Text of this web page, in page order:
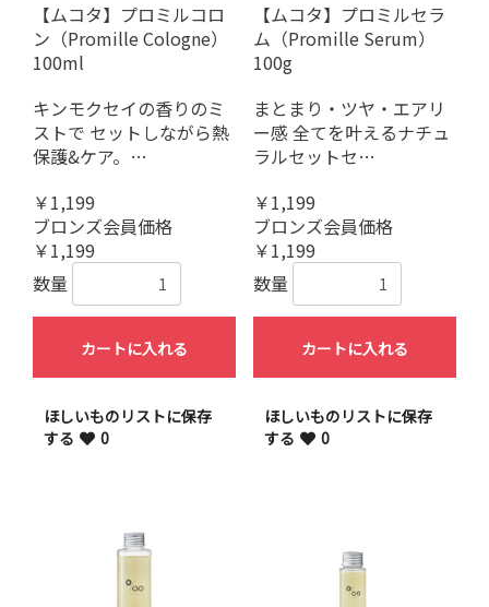
【ムコタ】プロミルコロ
ン（Promille Cologne）
100ml
キンモクセイの香りのミ
ストで セットしながら熱
保護&ケア。…
￥1,199
ブロンズ会員価格
￥1,199
数量
カートに入れる
ほしいものリストに保存
する
0
【ムコタ】プロミルセラ
ム（Promille Serum）
100g
まとまり・ツヤ・エアリ
ー感 全てを叶えるナチュ
ラルセットセ…
￥1,199
ブロンズ会員価格
￥1,199
数量
カートに入れる
ほしいものリストに保存
する
0